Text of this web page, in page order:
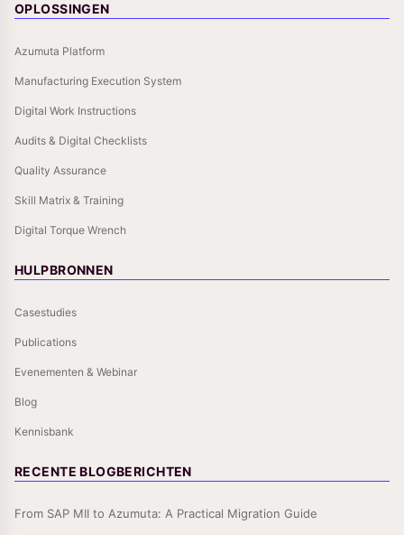
OPLOSSINGEN
Azumuta Platform
Manufacturing Execution System
Digital Work Instructions
Audits & Digital Checklists
Quality Assurance
Skill Matrix & Training
Digital Torque Wrench
HULPBRONNEN
Casestudies
Publications
Evenementen & Webinar
Blog
Kennisbank
RECENTE BLOGBERICHTEN
From SAP MII to Azumuta: A Practical Migration Guide